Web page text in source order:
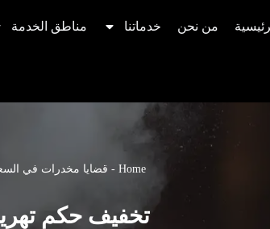
من نحن خدماتنا مناطق الخدمة
Home
- قضايا مخدرات في
تخفيف حكم